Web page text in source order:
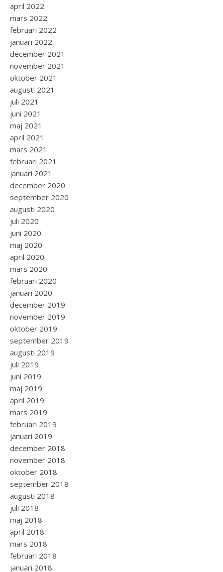
april 2022
mars 2022
februari 2022
januari 2022
december 2021
november 2021
oktober 2021
augusti 2021
juli 2021
juni 2021
maj 2021
april 2021
mars 2021
februari 2021
januari 2021
december 2020
september 2020
augusti 2020
juli 2020
juni 2020
maj 2020
april 2020
mars 2020
februari 2020
januari 2020
december 2019
november 2019
oktober 2019
september 2019
augusti 2019
juli 2019
juni 2019
maj 2019
april 2019
mars 2019
februari 2019
januari 2019
december 2018
november 2018
oktober 2018
september 2018
augusti 2018
juli 2018
maj 2018
april 2018
mars 2018
februari 2018
januari 2018